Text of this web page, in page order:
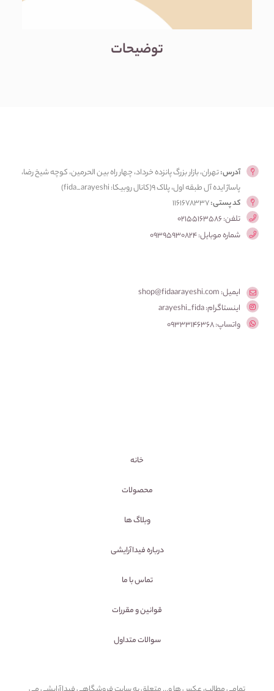
توضیحات
آدرس:تهران، بازار بزرگ پانزده خرداد، چهار راه بین الحرمین، کوچه شیخ رضا،
پاساژ ایده آل طبقه اول، پلاک ۹(کانال روبیکا: fida_arayeshi)
کد پستی:1161678337
تلفن: 02155163586
شماره موبایل: 09395930824
ایمیل: shop@fidaarayeshi.com
اینستاگرام: arayeshi_fida
واتساپ: 09333146368
خانه
محصولات
وبلاگ ها
درباره فیداآرایشی
تماس با ما
قوانین و مقررات
سوالات متداول